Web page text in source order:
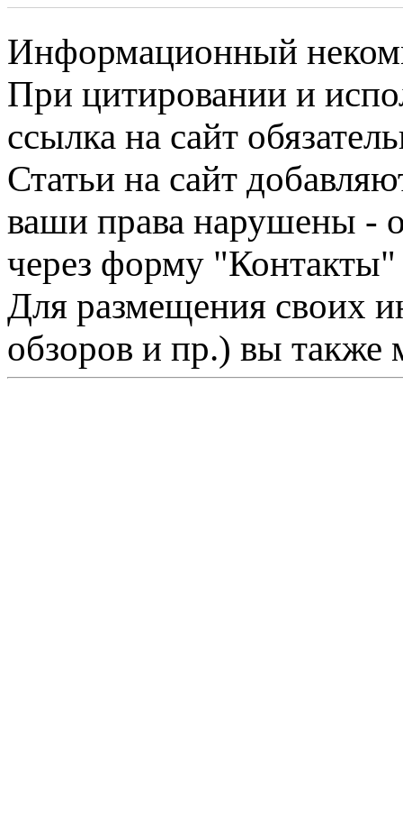
Информационный
При цитировании и
ссылка на сайт
Статьи на сайт
ваши права нарушены -
через форму "Контакты"
Для размещения своих
обзоров и пр.) вы также